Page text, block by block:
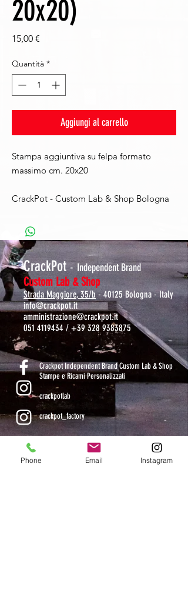
20x20)
15,00 €
Quantità *
Aggiungi al carrello
Stampa aggiuntiva su felpa formato
massimo cm. 20x20
CrackPot - Custom Lab & Shop Bologna
CrackPot - Independent Brand
Custom Lab & Shop
Strada Maggiore, 35/b- 40125 Bologna - Italy
info@crackpot.it
amministrazione@crackpot.it
051 4119434 / +39 328 9383875
S
Crackpot Independent Brand Custom Lab & Shop
Stampe e Ricami Personalizzati
crackpotlab
crackpot_factory
ORARI DI APERTURA
Phone Email Instagram